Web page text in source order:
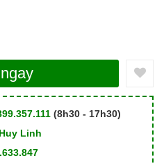
(8h30 - 17h30)
Huy Linh